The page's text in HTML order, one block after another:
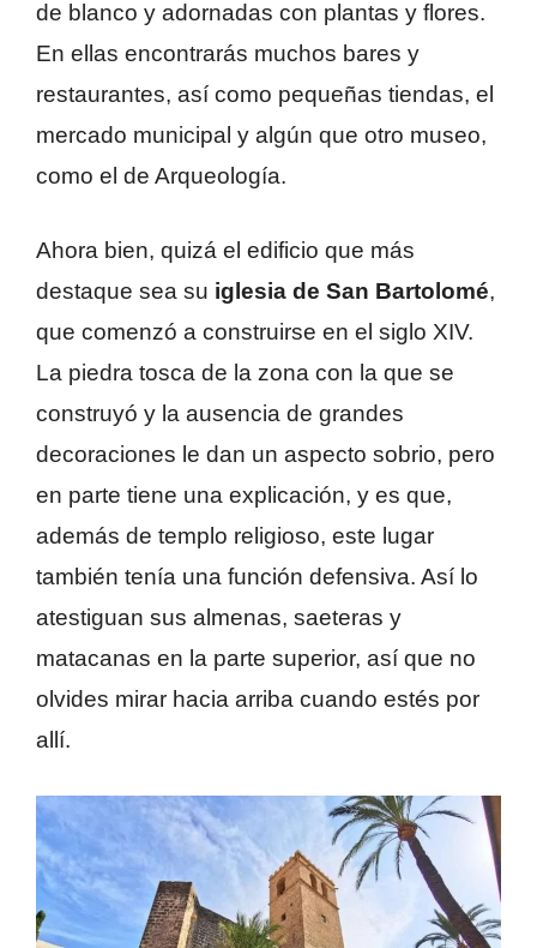
de blanco y adornadas con plantas y flores.
En ellas encontrarás muchos bares y
restaurantes, así como pequeñas tiendas, el
mercado municipal y algún que otro museo,
como el de Arqueología.
Ahora bien, quizá el edificio que más
destaque sea su iglesia de San Bartolomé,
que comenzó a construirse en el siglo XIV.
La piedra tosca de la zona con la que se
construyó y la ausencia de grandes
decoraciones le dan un aspecto sobrio, pero
en parte tiene una explicación, y es que,
además de templo religioso, este lugar
también tenía una función defensiva. Así lo
atestiguan sus almenas, saeteras y
matacanas en la parte superior, así que no
olvides mirar hacia arriba cuando estés por
allí.